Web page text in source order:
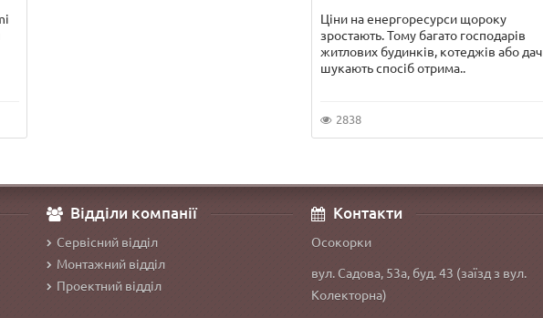
Ціни на енергоресурси щороку
зростають. Тому багато господарів
житлових будинків, котеджів або дач
шукають спосіб отрима..
2838
Відділи компанії
Сервісний відділ
Монтажний відділ
Проектний відділ
Контакти
Осокорки
вул. Садова, 53а, буд. 43 (заїзд з вул.
Колекторна)